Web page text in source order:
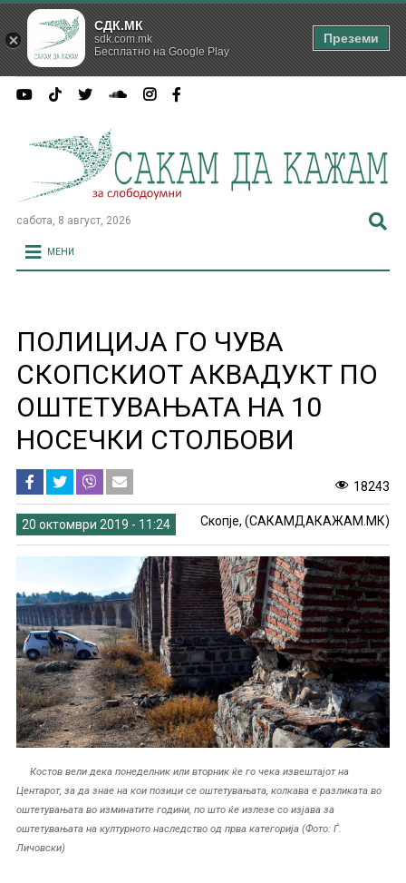
сабота, 8 август, 2026
МЕНИ
ПОЛИЦИЈА ГО ЧУВА
СКОПСКИОТ АКВАДУКТ ПО
ОШТЕТУВАЊАТА НА 10
НОСЕЧКИ СТОЛБОВИ
18243
20 октомври 2019 - 11:24 Скопје, (САКАМДАКАЖАМ.МК)
Костов вели дека понеделник или вторник ќе го чека извештајот на
Центарот, за да знае на кои позици се оштетувањата, колкава е разликата во
оштетувањата во изминатите години, по што ќе излезе со изјава за
оштетувањата на културното наследство од прва категорија (Фото: Ѓ.
Личовски)
СДК.МК
sdk.com.mk
Бесплатно на Google Play
Преземи